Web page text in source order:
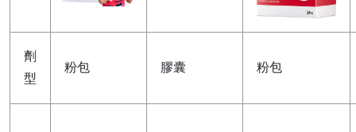
劑
型
粉包 膠囊 粉包